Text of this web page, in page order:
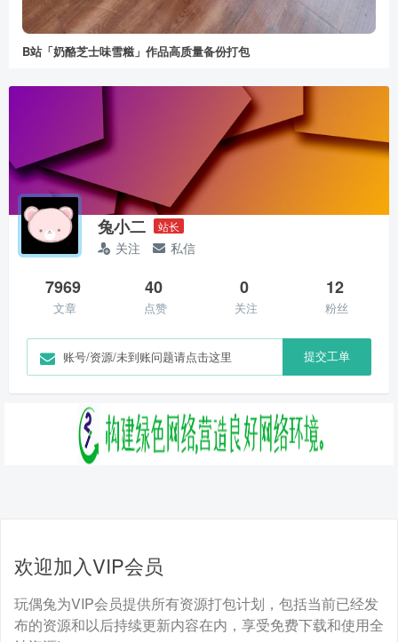
B站「奶酪芝士味雪糍」作品高质量备份打包
兔小二 站长
关注 私信
7969
文章
40
点赞
0
关注
12
粉丝
账号/资源/未到账问题请点击这里 提交工单
欢迎加入VIP会员
玩偶兔为VIP会员提供所有资源打包计划，包括当前已经发
布的资源和以后持续更新内容在内，享受免费下载和使用全